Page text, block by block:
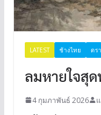
LATEST ช้างไทย ดร
ลมหายใจสุ
4 กุมภาพันธ์ 2026